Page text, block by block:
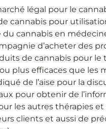
légal pour le
cannabis pour
cannabis en
d’acheter des
de cannabis pour
plus efficaces que les
de l’aise pour la
pour obtenir de
les autres thérapies
clients et aussi de